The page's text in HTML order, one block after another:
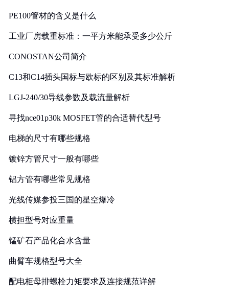
PE100管材的含义是什么
工业厂房载重标准：一平方米能承受多少公斤
CONOSTAN公司简介
C13和C14插头国标与欧标的区别及其标准解析
LGJ-240/30导线参数及载流量解析
寻找nce01p30k MOSFET管的合适替代型号
电梯的尺寸有哪些规格
镀锌方管尺寸一般有哪些
铝方管有哪些常见规格
光线传媒参投三国的星空爆冷
横担型号对应重量
锰矿石产品化合水含量
曲臂车规格型号大全
配电柜母排螺栓力矩要求及连接规范详解